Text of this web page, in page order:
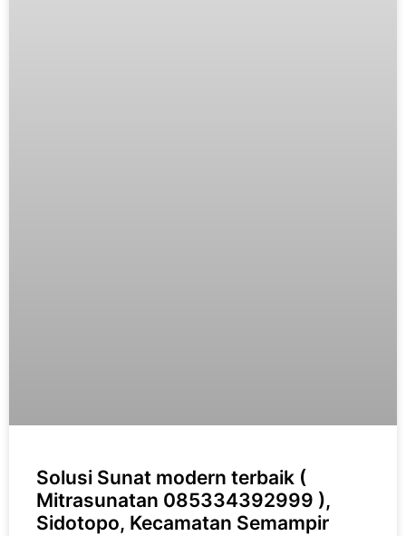
Solusi Sunat modern terbaik (
Mitrasunatan 085334392999 ),
Sidotopo, Kecamatan Semampir